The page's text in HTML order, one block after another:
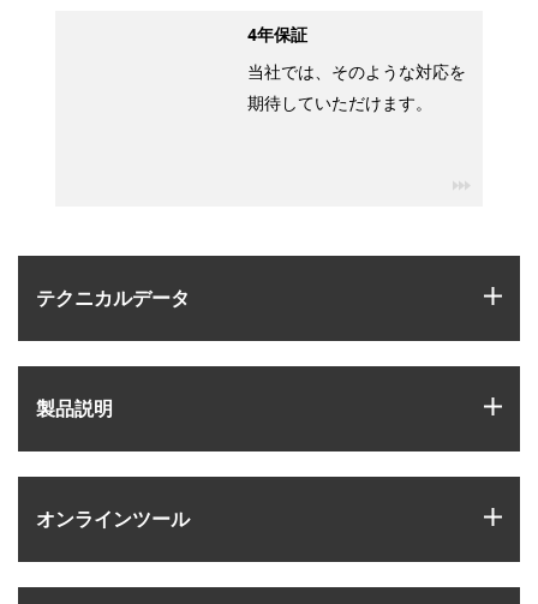
テクニカルデータ
製品説明
オンラインツール
4年保証
当社では、そのような対応を
期待していただけます。